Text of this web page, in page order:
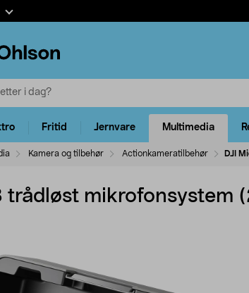
Fritid Jernvare Multimedia
Kamera og tilbehør Actionkameratilbehør DJI
trådløst mikrofonsystem